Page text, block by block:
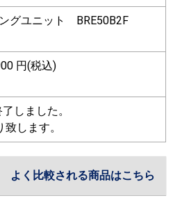
グユニット BRE50B2F
円(税込)
しました。
します。
よく比較される商品はこちら